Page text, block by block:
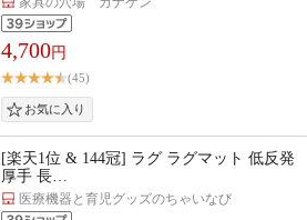
4,700円
(45)
[楽天1位 & 144冠] ラグ ラグマット 低反発
厚手 長…
医療機器と育児グッズのちゃいなび